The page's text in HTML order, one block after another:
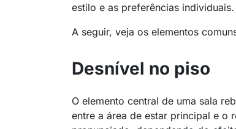
estilo e as preferências individuais.
A seguir, veja os elementos
Desnível no piso
O elemento central de uma sala
entre a área de estar principal e o